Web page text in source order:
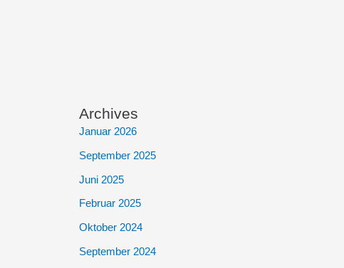
Archives
Januar 2026
September 2025
Juni 2025
Februar 2025
Oktober 2024
September 2024